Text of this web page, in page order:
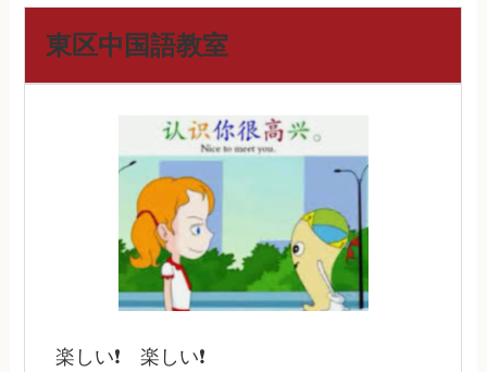
東区中国語教室
楽しい❗️ 楽しい❗️